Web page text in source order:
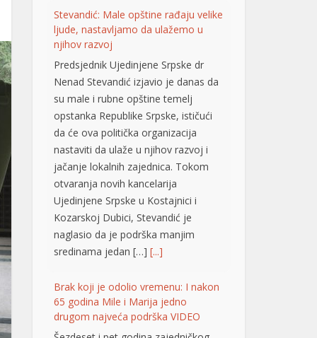
Predsjednik Ujedinjene Srpske dr
Nenad Stevandić izjavio je danas da
su male i rubne opštine temelj
opstanka Republike Srpske, ističući
da će ova politička organizacija
nastaviti da ulaže u njihov razvoj i
jačanje lokalnih zajednica. Tokom
otvaranja novih kancelarija
Ujedinjene Srpske u Kostajnici i
Kozarskoj Dubici, Stevandić je
naglasio da je podrška manjim
sredinama jedan […] [...]
Brak koji je odolio vremenu: I nakon
65 godina Mile i Marija jedno
drugom najveća podrška VIDEO
Šezdeset i pet godina zajedničkog
života, bezbroj uspona, iskušenja i
radosti. Mile i Marija Škrbić iz
Prijedora svoju ljubav gradili su više